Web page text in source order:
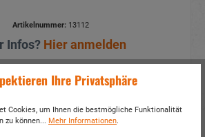
Artikelnummer:13112
Infos? Hier anmelden
DetailsIhre Privatsphäre
Cookies, um Ihnen die bestmögliche Funktionalität
zu können... Mehr Informationen.